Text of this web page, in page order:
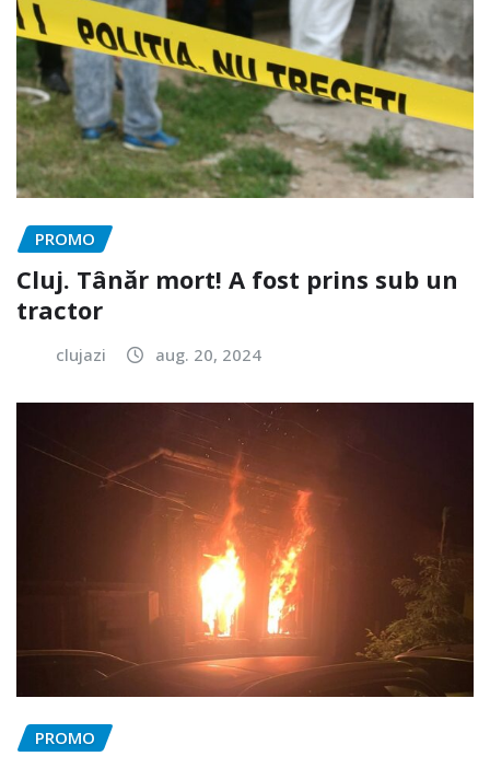
PROMO
Cluj. Tânăr mort! A fost prins sub un
tractor
clujazi aug. 20, 2024
PROMO